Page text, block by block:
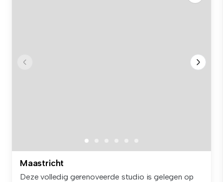
Maastricht
Deze volledig gerenoveerde studio is gelegen op